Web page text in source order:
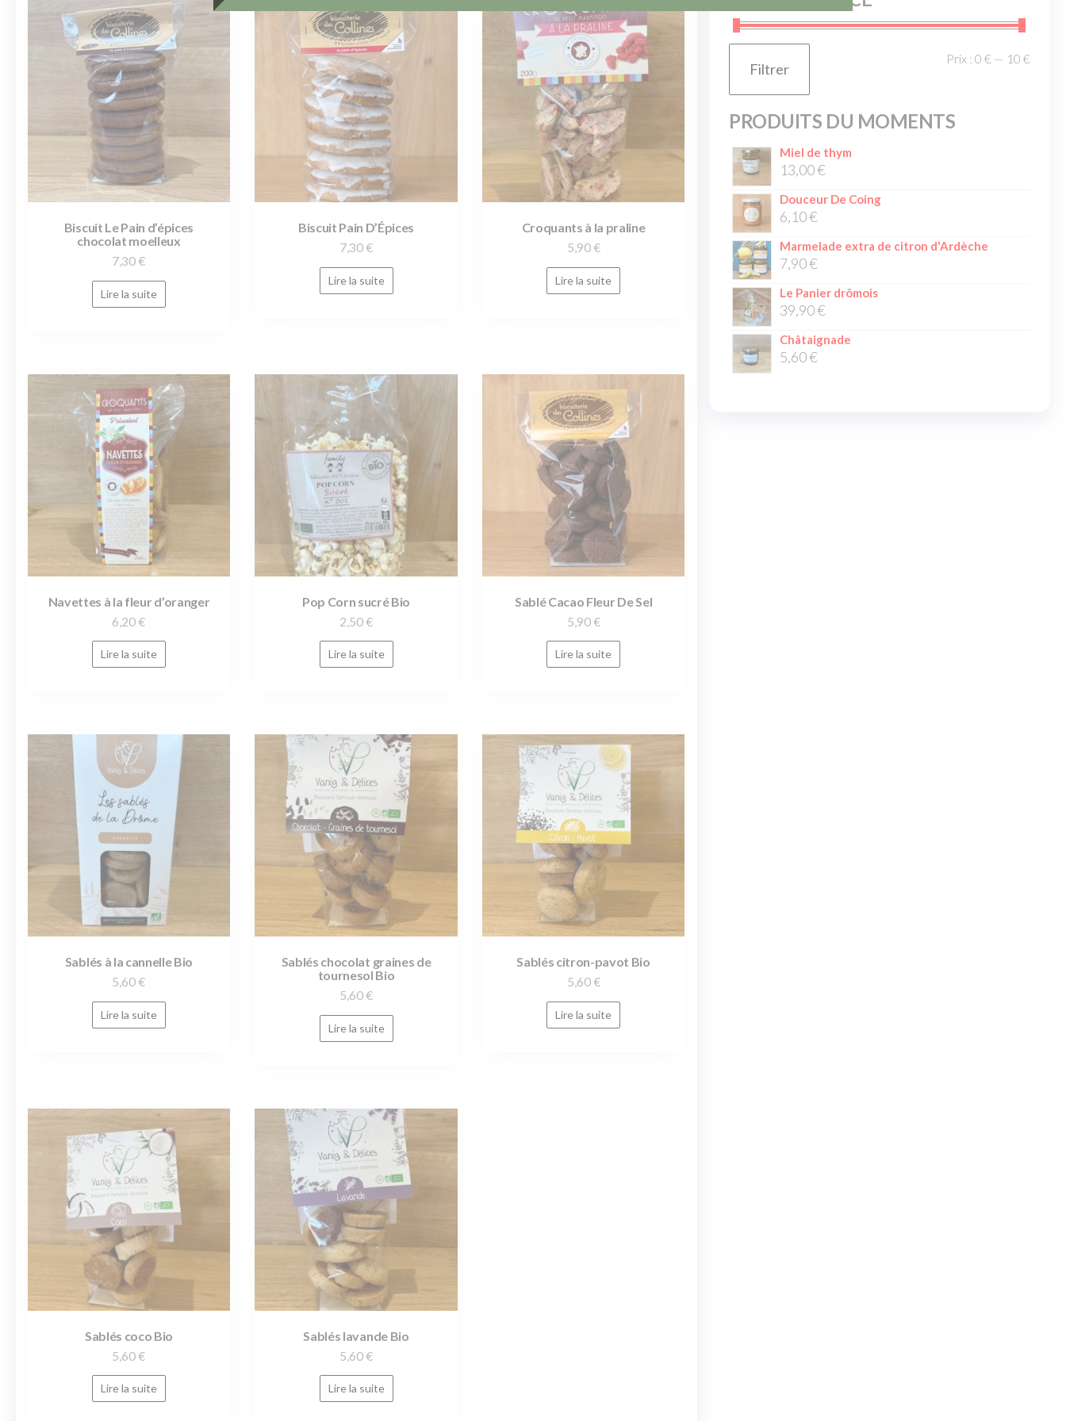
Biscuit Le Pain d’épices
chocolat moelleux
7,30 €
Lire la suite
Biscuit Pain D’Épices
7,30 €
Lire la suite
Croquants à la praline
5,90 €
Lire la suite
Navettes à la fleur d’oranger
6,20 €
Lire la suite
Pop Corn sucré Bio
2,50 €
Lire la suite
Sablé Cacao Fleur De Sel
5,90 €
Lire la suite
Sablés à la cannelle Bio
5,60 €
Lire la suite
Sablés chocolat graines de
tournesol Bio
5,60 €
Lire la suite
Sablés citron-pavot Bio
5,60 €
Lire la suite
Sablés coco Bio
5,60 €
Lire la suite
Sablés lavande Bio
5,60 €
Lire la suite
Filtrer
Prix :0 € — 10 €
PRODUITS DU MOMENTS
Miel de thym
13,00€
Douceur De Coing
6,10€
Marmelade extra de citron d'Ardèche
7,90€
Le Panier drômois
39,90€
Châtaignade
5,60€